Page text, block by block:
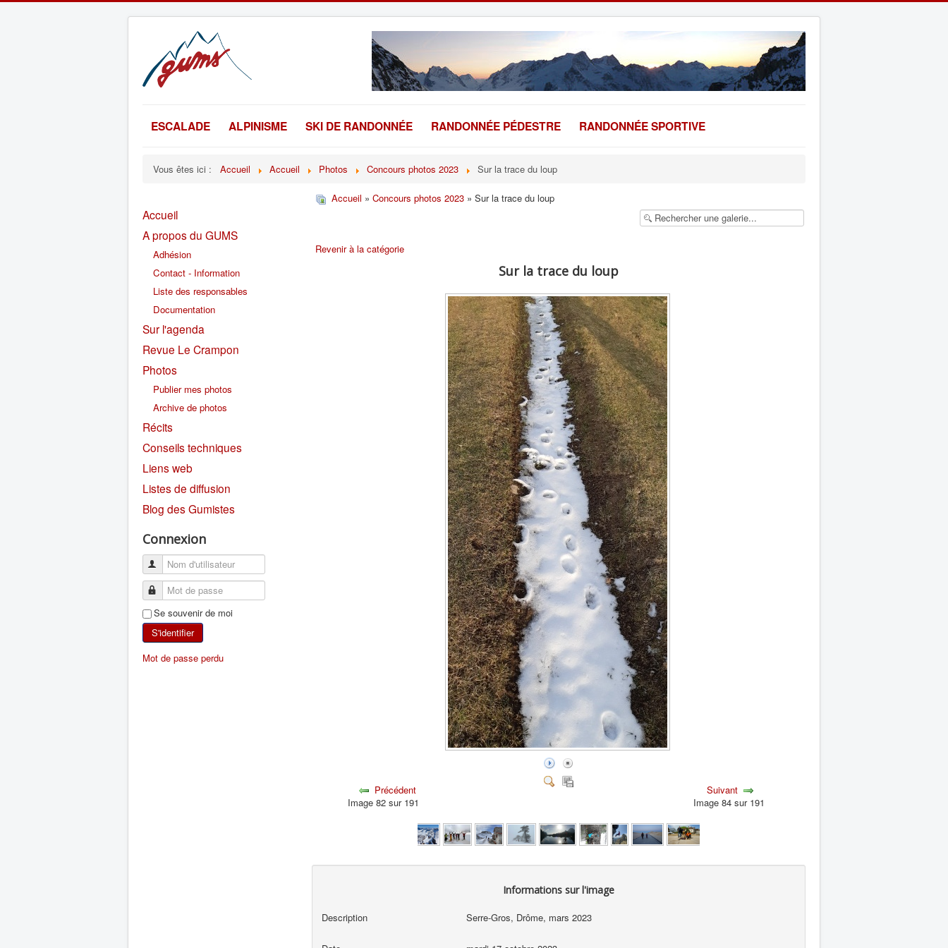
ESCALADE ALPINISME SKI DE RANDONNÉE RANDONNÉE PÉDESTRE RANDONNÉE SPORTIVE
Vous êtes ici : Accueil Accueil Photos Concours photos 2023 Sur la trace du loup
Accueil
A propos du GUMS
Adhésion
Contact - Information
Liste des responsables
Documentation
Sur l'agenda
Revue Le Crampon
Photos
Publier mes photos
Archive de photos
Récits
Conseils techniques
Liens web
Listes de diffusion
Blog des Gumistes
Connexion
Se souvenir de moi
S'identifier
Mot de passe perdu
Accueil » Concours photos 2023 » Sur la trace du loup
Revenir à la catégorie
Sur la trace du loup
Précédent
Image 82 sur 191
Suivant
Image 84 sur 191
Informations sur l'image
Description Serre-Gros, Drôme, mars 2023